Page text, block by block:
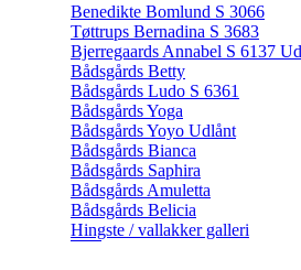
Benedikte Bomlund S 3066
Tøttrups Bernadina S 3683
Bjerregaards Annabel S 6137
Bådsgårds Betty
Bådsgårds Ludo S 6361
Bådsgårds Yoga
Bådsgårds Yoyo Udlånt
Bådsgårds Bianca
Bådsgårds Saphira
Bådsgårds Amuletta
Bådsgårds Belicia
Hingste / vallakker galleri